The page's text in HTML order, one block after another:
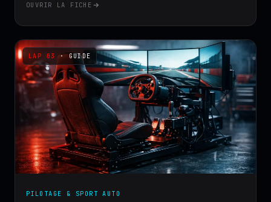
OUVRIR LA FICHE
· GUIDE
PILOTAGE & SPORT AUTO